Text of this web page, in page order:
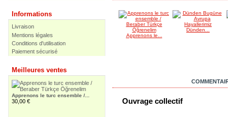
Informations
Livraison
Mentions légales
Conditions d'utilisation
Paiement sécurisé
Meilleures ventes
Apprenons le turc ensemble /...
30,00 €
Apprenons le...
Dünden...
Ouvrage collectif